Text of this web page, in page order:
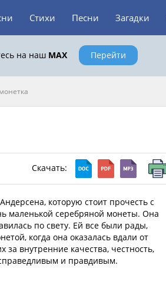
Стихи Песни Загадки
на наш MAX Перейти
Скачать:
которую стоит прочесть с
маленькой серебряной монеты. Она
по свету. Ей все были рады,
когда она оказалась вдали от
внутренние качества, честность,
и правдивым.